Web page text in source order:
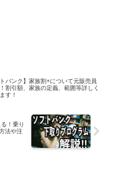
トバンク】家族割+について元販売員
割引額、家族の定義、範囲等詳しく
す！
！乗り
法や注